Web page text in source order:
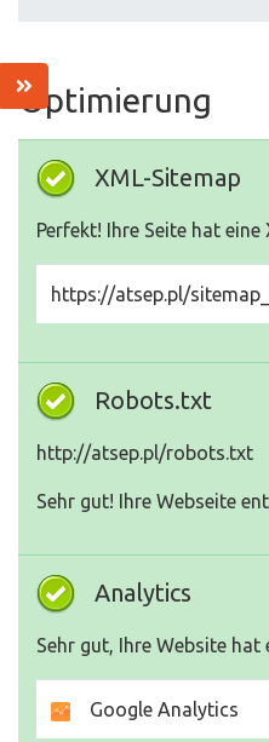
Optimierung
XML-Sitemap
Perfekt! Ihre Seite hat eine
https://atsep.pl/
Robots.txt
http://atsep.pl/robots.txt
Sehr gut! Ihre Webseite
Analytics
Sehr gut, Ihre Website hat
Google Analytics